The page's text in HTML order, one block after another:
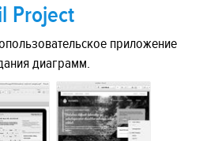
Project
приложение
диаграмм.